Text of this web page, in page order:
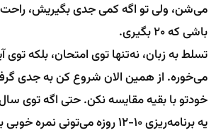
می‌شن، ولی تو اگه کمی جدی بگیریش، راحت
باشی که ۲۰ بگیری.
تسلط به زبان، نه‌تنها توی امتحان، بلکه توی
می‌خوره. از همین الان شروع کن به جدی
خودتو با بقیه مقایسه نکن. حتی اگه توی
یه برنامه‌ریزی ۱۰-۱۲ روزه می‌تونی نمره خوبی بگیری.